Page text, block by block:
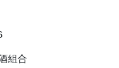
組合